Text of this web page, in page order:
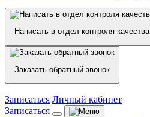
Написать в отдел контроля качества
Заказать обратный звонок
Записаться Личный кабинет
Записаться